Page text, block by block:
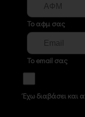
Το αφμ σας
Το email σας
Έχω διαβάσει και